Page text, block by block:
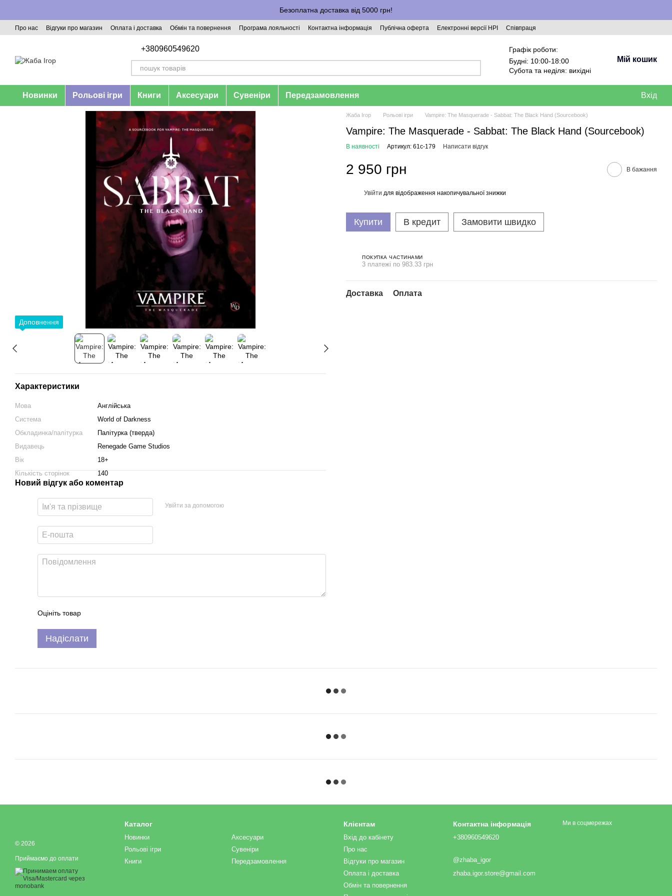
Безоплатна доставка від 5000 грн!
Про нас Відгуки про магазин Оплата і доставка Обмін та повернення Програма лояльності Контактна інформація Публічна оферта Електронні версії НРІ Співпраця
+380960549620
Графік роботи:
Будні: 10:00-18:00
Субота та неділя: вихідні
Мій кошик
Новинки Рольові ігри Книги Аксесуари Сувеніри Передзамовлення Вхід
Доповнення
Характеристики
Мова
Англійська
Система
World of Darkness
Обкладинка/палітурка
Палітурка (тверда)
Видавець
Renegade Game Studios
Вік
18+
Кількість сторінок
140
Новий відгук або коментар
Увійти за допомогою
Оцініть товар
Надіслати
Жаба Ігор Рольові ігри Vampire: The Masquerade - Sabbat: The Black Hand (Sourcebook)
Vampire: The Masquerade - Sabbat: The Black Hand (Sourcebook)
В наявності Артикул: 61c-179 Написати відгук
2 950 грн В бажання
Увійти для відображення накопичувальної знижки
Купити В кредит Замовити швидко
ПОКУПКА ЧАСТИНАМИ
3 платежі по 983.33 грн
Доставка Оплата
© 2026
Приймаємо до оплати
Каталог
Новинки
Рольові ігри
Книги
Аксесуари
Сувеніри
Передзамовлення
Клієнтам
Вхід до кабінету
Про нас
Відгуки про магазин
Оплата і доставка
Обмін та повернення
Контактна інформація
+380960549620
@zhaba_igor
zhaba.igor.store@gmail.com
Ми в соцмережах